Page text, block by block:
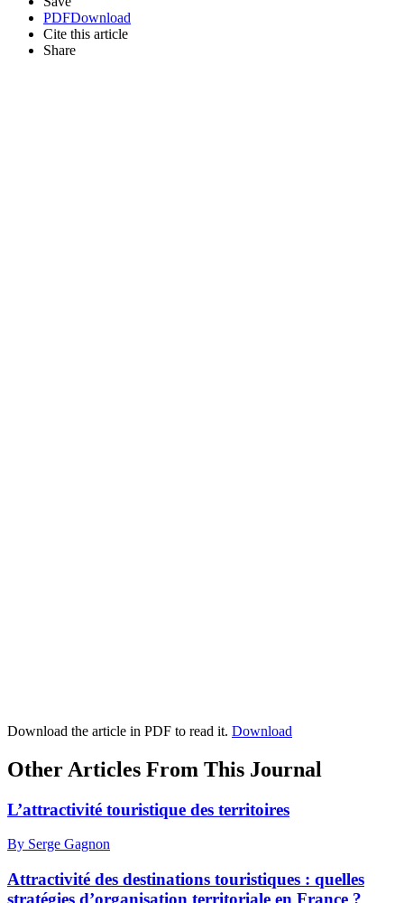
PDFDownload
Cite this article
Share
Download the article in PDF to read it. Download
Other Articles From This Journal
L’attractivité touristique des territoires
By Serge Gagnon
Attractivité des destinations touristiques : quelles
stratégies d’organisation territoriale en France ?